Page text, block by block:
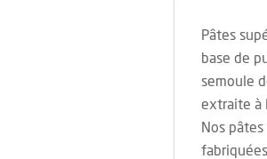
Pâtes
base de
semoule
extraite à
Nos